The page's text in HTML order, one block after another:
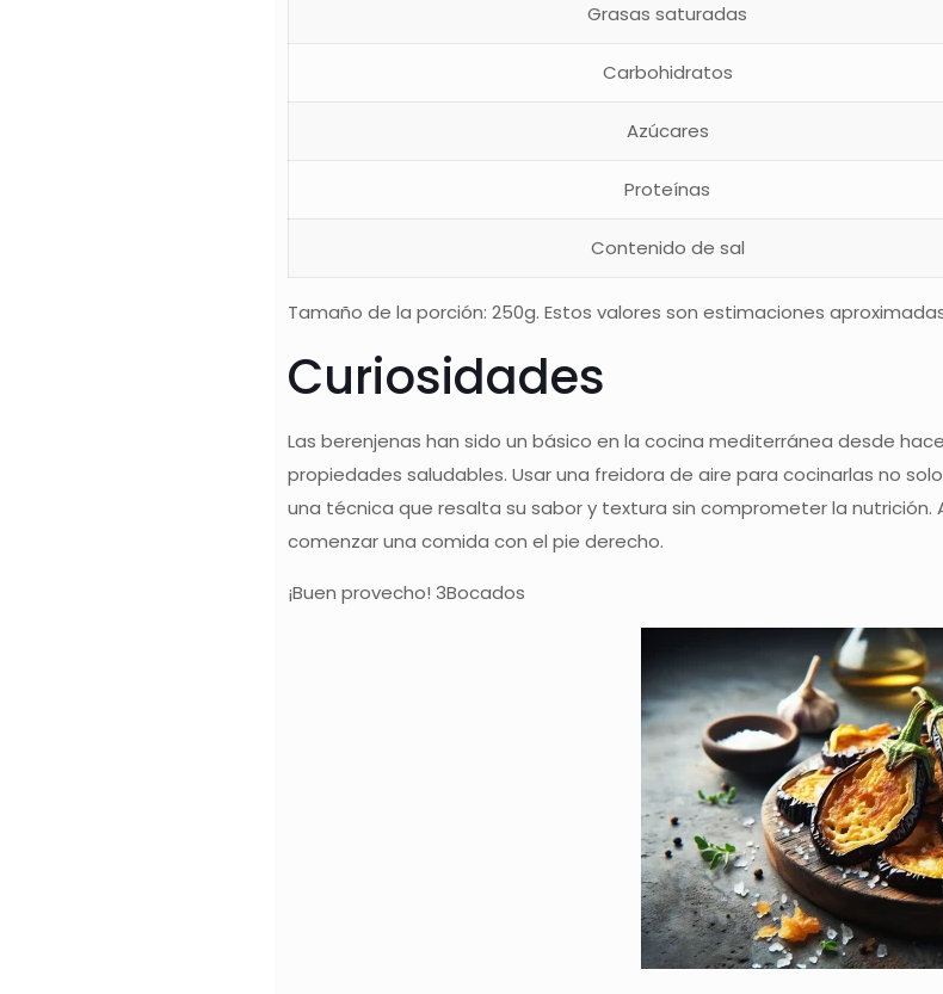
Grasas saturadas
Carbohidratos
Azúcares
Proteínas
Contenido de sal
Tamaño de la porción: 250g. Estos valores son estimaciones
Curiosidades
Las berenjenas han sido un básico en la cocina mediterránea desde
propiedades saludables. Usar una freidora de aire para cocinarlas no
una técnica que resalta su sabor y textura sin comprometer la
comenzar una comida con el pie derecho.
¡Buen provecho! 3Bocados